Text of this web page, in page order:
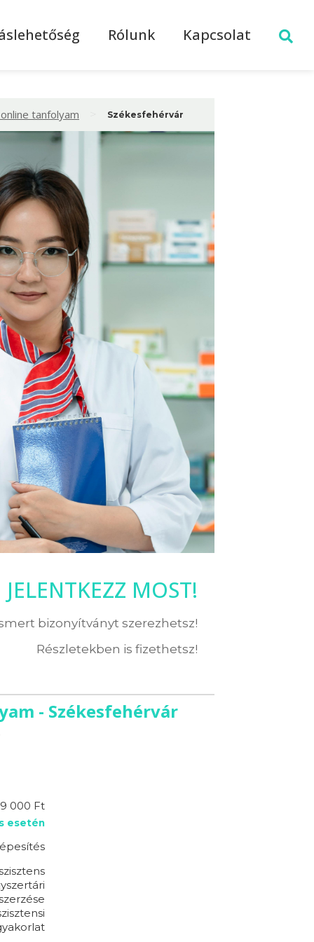
Rólunk Kapcsolat
tanfolyam Székesfehérvár
JELENTKEZZ MOST!
bizonyítványt szerezhetsz!
Részletekben is fizethetsz!
- Székesfehérvár
000 Ft
esetén